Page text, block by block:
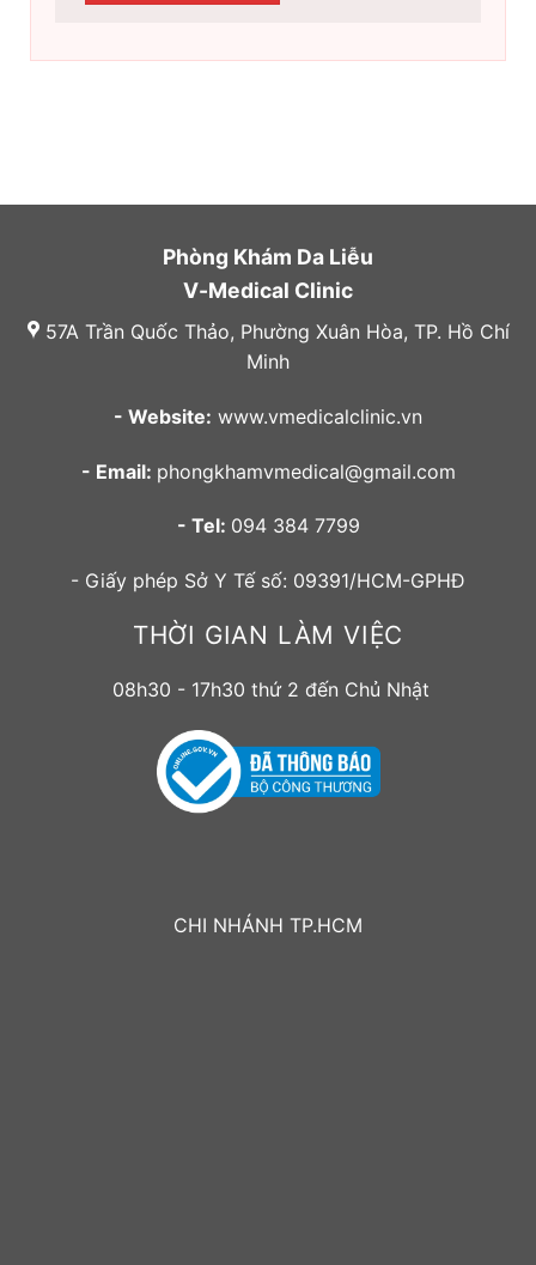
Phòng Khám Da Liễu
V-Medical Clinic
57A Trần Quốc Thảo, Phường Xuân Hòa, TP. Hồ Chí
Minh
- Website: www.vmedicalclinic.vn
- Email: phongkhamvmedical@gmail.com
- Tel: 094 384 7799
- Giấy phép Sở Y Tế số: 09391/HCM-GPHĐ
THỜI GIAN LÀM VIỆC
08h30 - 17h30 thứ 2 đến Chủ Nhật
CHI NHÁNH TP.HCM